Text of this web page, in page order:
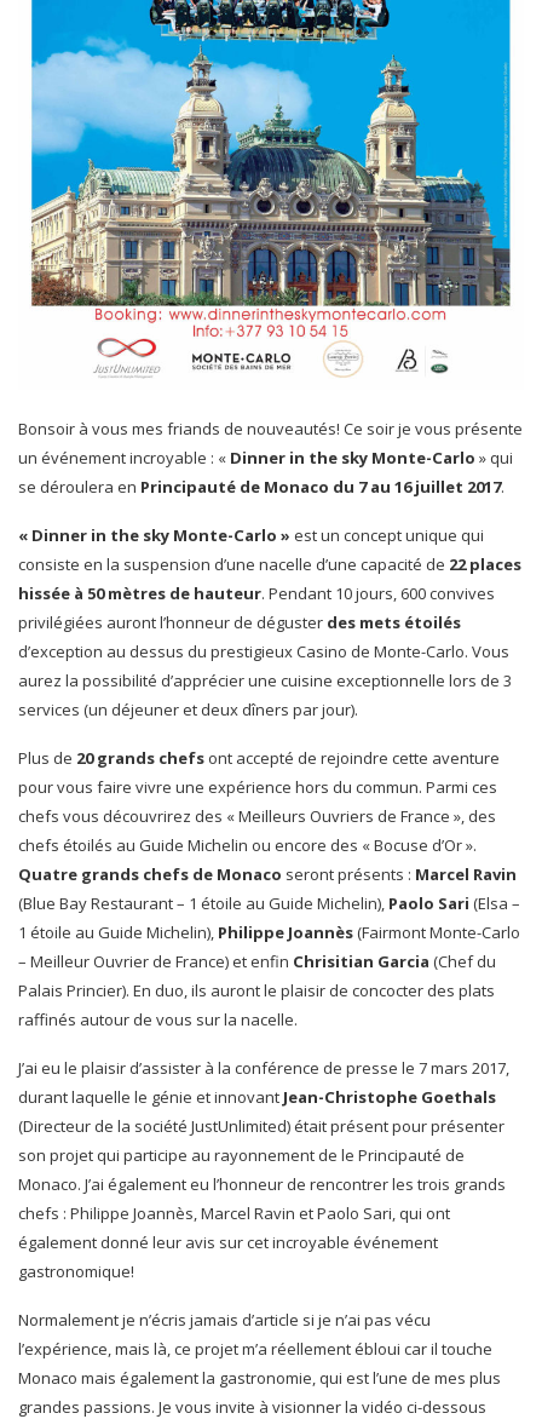
Bonsoir à vous mes friands de nouveautés! Ce soir je vous présente
un événement incroyable : « Dinner in the sky Monte-Carlo » qui
se déroulera en Principauté de Monaco du 7 au 16 juillet 2017.
« Dinner in the sky Monte-Carlo » est un concept unique qui
consiste en la suspension d’une nacelle d’une capacité de 22 places
hissée à 50 mètres de hauteur. Pendant 10 jours, 600 convives
privilégiées auront l’honneur de déguster des mets étoilés
d’exception au dessus du prestigieux Casino de Monte-Carlo. Vous
aurez la possibilité d’apprécier une cuisine exceptionnelle lors de 3
services (un déjeuner et deux dîners par jour).
Plus de 20 grands chefs ont accepté de rejoindre cette aventure
pour vous faire vivre une expérience hors du commun. Parmi ces
chefs vous découvrirez des « Meilleurs Ouvriers de France », des
chefs étoilés au Guide Michelin ou encore des « Bocuse d’Or ».
Quatre grands chefs de Monaco seront présents : Marcel Ravin
(Blue Bay Restaurant – 1 étoile au Guide Michelin), Paolo Sari (Elsa –
1 étoile au Guide Michelin), Philippe Joannès (Fairmont Monte-Carlo
– Meilleur Ouvrier de France) et enfin Chrisitian Garcia (Chef du
Palais Princier). En duo, ils auront le plaisir de concocter des plats
raffinés autour de vous sur la nacelle.
J’ai eu le plaisir d’assister à la conférence de presse le 7 mars 2017,
durant laquelle le génie et innovant Jean-Christophe Goethals
(Directeur de la société JustUnlimited) était présent pour présenter
son projet qui participe au rayonnement de le Principauté de
Monaco. J’ai également eu l’honneur de rencontrer les trois grands
chefs : Philippe Joannès, Marcel Ravin et Paolo Sari, qui ont
également donné leur avis sur cet incroyable événement
gastronomique!
Normalement je n’écris jamais d’article si je n’ai pas vécu
l’expérience, mais là, ce projet m’a réellement ébloui car il touche
Monaco mais également la gastronomie, qui est l’une de mes plus
grandes passions. Je vous invite à visionner la vidéo ci-dessous